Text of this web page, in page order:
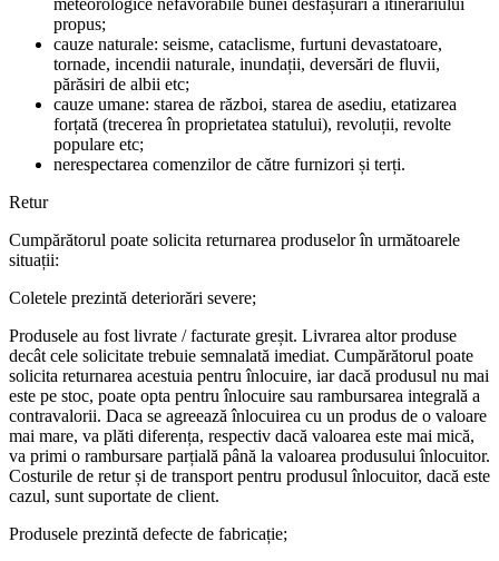
meteorologice nefavorabile bunei desfășurări a itinerariului
propus;
cauze naturale: seisme, cataclisme, furtuni devastatoare,
tornade, incendii naturale, inundații, deversări de fluvii,
părăsiri de albii etc;
cauze umane: starea de război, starea de asediu, etatizarea
forțată (trecerea în proprietatea statului), revoluții, revolte
populare etc;
nerespectarea comenzilor de către furnizori și terți.
Retur
Cumpărătorul poate solicita returnarea produselor în următoarele
situații:
Coletele prezintă deteriorări severe;
Produsele au fost livrate / facturate greșit. Livrarea altor produse
decât cele solicitate trebuie semnalată imediat. Cumpărătorul poate
solicita returnarea acestuia pentru înlocuire, iar dacă produsul nu mai
este pe stoc, poate opta pentru înlocuire sau rambursarea integrală a
contravalorii. Daca se agreează înlocuirea cu un produs de o valoare
mai mare, va plăti diferența, respectiv dacă valoarea este mai mică,
va primi o rambursare parțială până la valoarea produsului înlocuitor.
Costurile de retur și de transport pentru produsul înlocuitor, dacă este
cazul, sunt suportate de client.
Produsele prezintă defecte de fabricație;